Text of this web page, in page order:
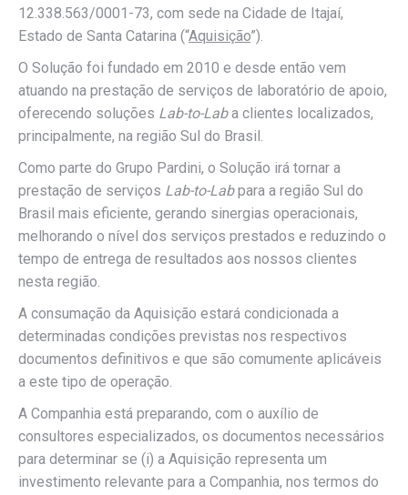
12.338.563/0001-73, com sede na Cidade de Itajaí,
Estado de Santa Catarina (“Aquisição”).
O Solução foi fundado em 2010 e desde então vem
atuando na prestação de serviços de laboratório de apoio,
oferecendo soluções Lab-to-Laba clientes localizados,
principalmente, na região Sul do Brasil.
Como parte do Grupo Pardini, o Solução irá tornar a
prestação de serviços Lab-to-Labpara a região Sul do
Brasil mais eficiente, gerando sinergias operacionais,
melhorando o nível dos serviços prestados e reduzindo o
tempo de entrega de resultados aos nossos clientes
nesta região.
A consumação da Aquisição estará condicionada a
determinadas condições previstas nos respectivos
documentos definitivos e que são comumente aplicáveis
a este tipo de operação.
A Companhia está preparando, com o auxílio de
consultores especializados, os documentos necessários
para determinar se (i) a Aquisição representa um
investimento relevante para a Companhia, nos termos do